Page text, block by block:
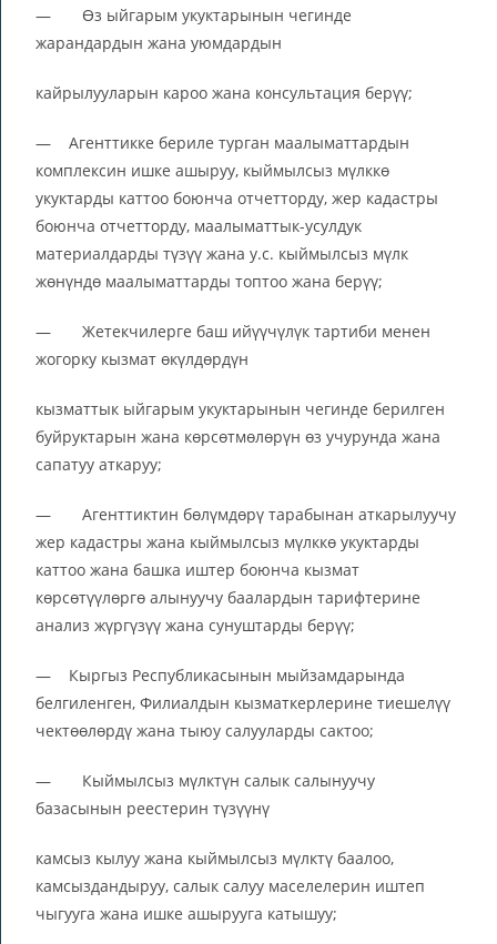
— Өз ыйгарым укуктарынын чегинде
жарандардын жана уюмдардын
кайрылууларын кароо жана консультация берүү;
— Агенттикке бериле турган маалыматтардын
комплексин ишке ашыруу, кыймылсыз мүлккө
укуктарды каттоо боюнча отчетторду, жер кадастры
боюнча отчетторду, маалыматтык-усулдук
материалдарды түзүү жана у.с. кыймылсыз мүлк
жөнүндө маалыматтарды топтоо жана берүү;
— Жетекчилерге баш ийүүчүлүк тартиби менен
жогорку кызмат өкүлдөрдүн
кызматтык ыйгарым укуктарынын чегинде берилген
буйруктарын жана көрсөтмөлөрүн өз учурунда жана
сапатуу аткаруу;
— Агенттиктин бөлүмдөрү тарабынан аткарылуучу
жер кадастры жана кыймылсыз мүлккө укуктарды
каттоо жана башка иштер боюнча кызмат
көрсөтүүлөргө алынуучу баалардын тарифтерине
анализ жүргүзүү жана сунуштарды берүү;
— Кыргыз Республикасынын мыйзамдарында
белгиленген, Филиалдын кызматкерлерине тиешелүү
чектөөлөрдү жана тыюу салууларды сактоо;
— Кыймылсыз мүлктүн салык салынуучу
базасынын реестерин түзүүнү
камсыз кылуу жана кыймылсыз мүлктү баалоо,
камсыздандыруу, салык салуу маселелерин иштеп
чыгууга жана ишке ашырууга катышуу;